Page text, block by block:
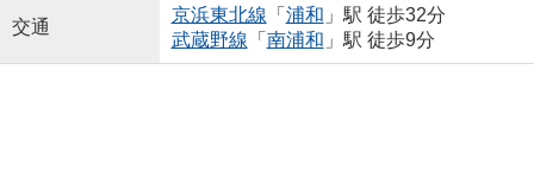
交通
京浜東北線 「 浦和 」駅 徒歩32分
武蔵野線 「 南浦和 」駅 徒歩9分